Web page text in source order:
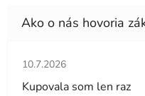
Hodnotenie obchodu je
10.7.2026
Kupovala som len raz